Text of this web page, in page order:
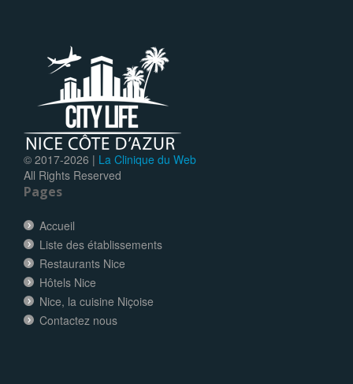
© 2017-2026 | La Clinique du Web
All Rights Reserved
Pages
Accueil
Liste des établissements
Restaurants Nice
Hôtels Nice
Nice, la cuisine Niçoise
Contactez nous